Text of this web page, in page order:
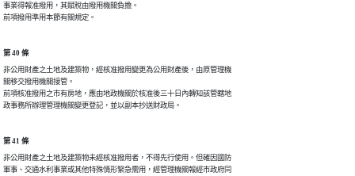
事業得報准撥用，其賦稅由撥用機關負擔。
前項撥用準用本節有關規定。
第 40 條
非公用財產之土地及建築物，經核准撥用變更為公用財產後，由原管理機
關移交撥用機關接管。
前項核准撥用之市有房地，應由地政機關於核准後三十日內轉知該管轄地
政事務所辦理管理機關變更登記，並以副本抄送財政局。
第 41 條
非公用財產之土地及建築物未經核准撥用者，不得先行使用。但確因國防
軍事、交通水利事業或其他特殊情形緊急需用，經管理機關報經市政府同